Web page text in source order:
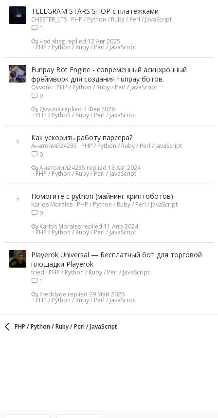
TELEGRAM STARS SHOP с платежками
CHESTER_LTS PHP / Python / Ruby / Perl / JavaScript
1
PHP / Python / Ruby / Perl / JavaScript
12 Авг 2025
Hsd xhsg
Funpay Bot Engine - современный асинхронный
фреймворк для создания Funpay ботов.
Qvvonk PHP / Python / Ruby / Perl / JavaScript
0
PHP / Python / Ruby / Perl / JavaScript
4 Фев 2026
Qvvonk
Как ускорить работу парсера?
Анатолий24235
PHP / Python / Ruby / Perl / JavaScript
0
PHP / Python / Ruby / Perl / JavaScript
13 Авг 2024
Анатолий24235
Помогите с python (майнинг криптоботов)
Karlos Morales PHP / Python / Ruby / Perl / JavaScript
0
PHP / Python / Ruby / Perl / JavaScript
11 Апр 2024
Karlos Morales
Playerok Universal — Бесплатный бот для торговой
площадки Playerok
fried
PHP / Python / Ruby / Perl / JavaScript
1
PHP / Python / Ruby / Perl / JavaScript
29 Май 2026
Freddyde
PHP / Python / Ruby / Perl / JavaScript